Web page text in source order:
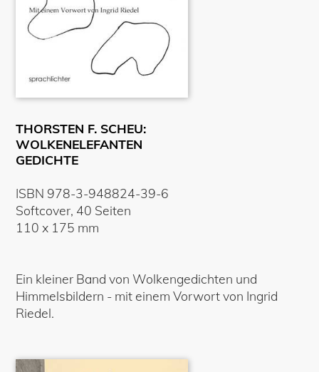
THORSTEN F. SCHEU:
WOLKENELEFANTEN
GEDICHTE
ISBN 978-3-948824-39-6
Softcover, 40 Seiten
110 x 175 mm
Ein kleiner Band von Wolkengedichten und
Himmelsbildern - mit einem Vorwort von Ingrid
Riedel.